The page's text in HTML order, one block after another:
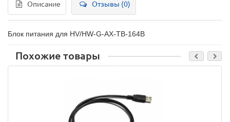
Описание Отзывы (0)
Блок питания для HV/HW-G-AX-TB-164B
Похожие товары